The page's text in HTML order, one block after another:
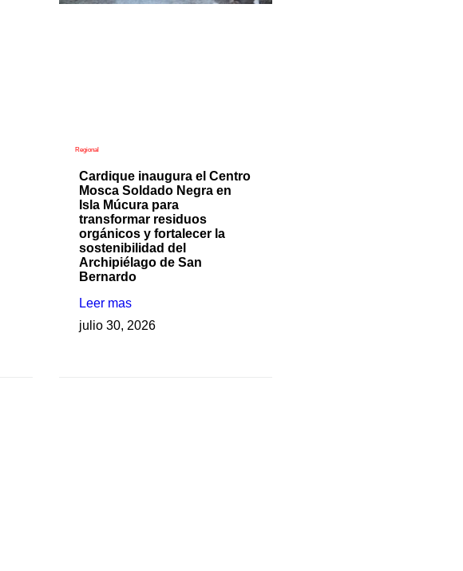
Regional
Cardique inaugura el Centro
Mosca Soldado Negra en
Isla Múcura para
transformar residuos
orgánicos y fortalecer la
sostenibilidad del
Archipiélago de San
Bernardo
Leer mas
julio 30, 2026